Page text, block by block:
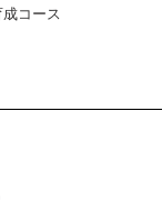
コース